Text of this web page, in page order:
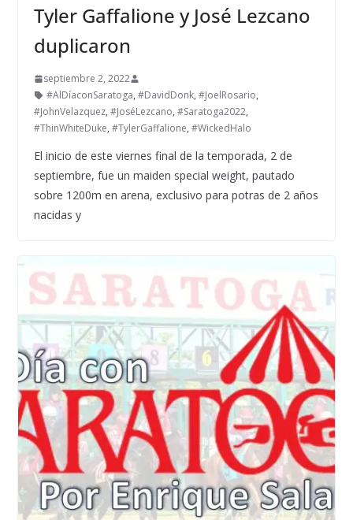
Tyler Gaffalione y José Lezcano
duplicaron
septiembre 2, 2022
#AlDíaconSaratoga, #DavidDonk, #JoelRosario,
#JohnVelazquez, #JoséLezcano, #Saratoga2022,
#ThinWhiteDuke, #TylerGaffalione, #WickedHalo
El inicio de este viernes final de la temporada, 2 de
septiembre, fue un maiden special weight, pautado
sobre 1200m en arena, exclusivo para potras de 2 años
nacidas y